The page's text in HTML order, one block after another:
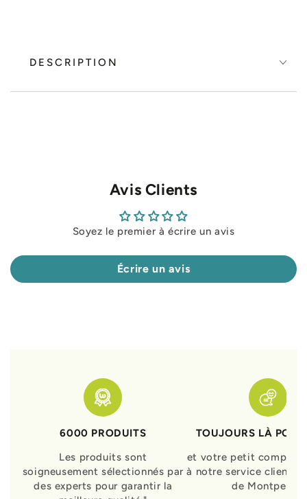
DESCRIPTION
Avis Clients
Soyez le premier à écrire un avis
Écrire un avis
6000 PRODUITS
Les produits sont
soigneusement sélectionnés par
des experts pour garantir la
TOUJOURS LÀ
et votre petit
à notre service clients
de Montpellier